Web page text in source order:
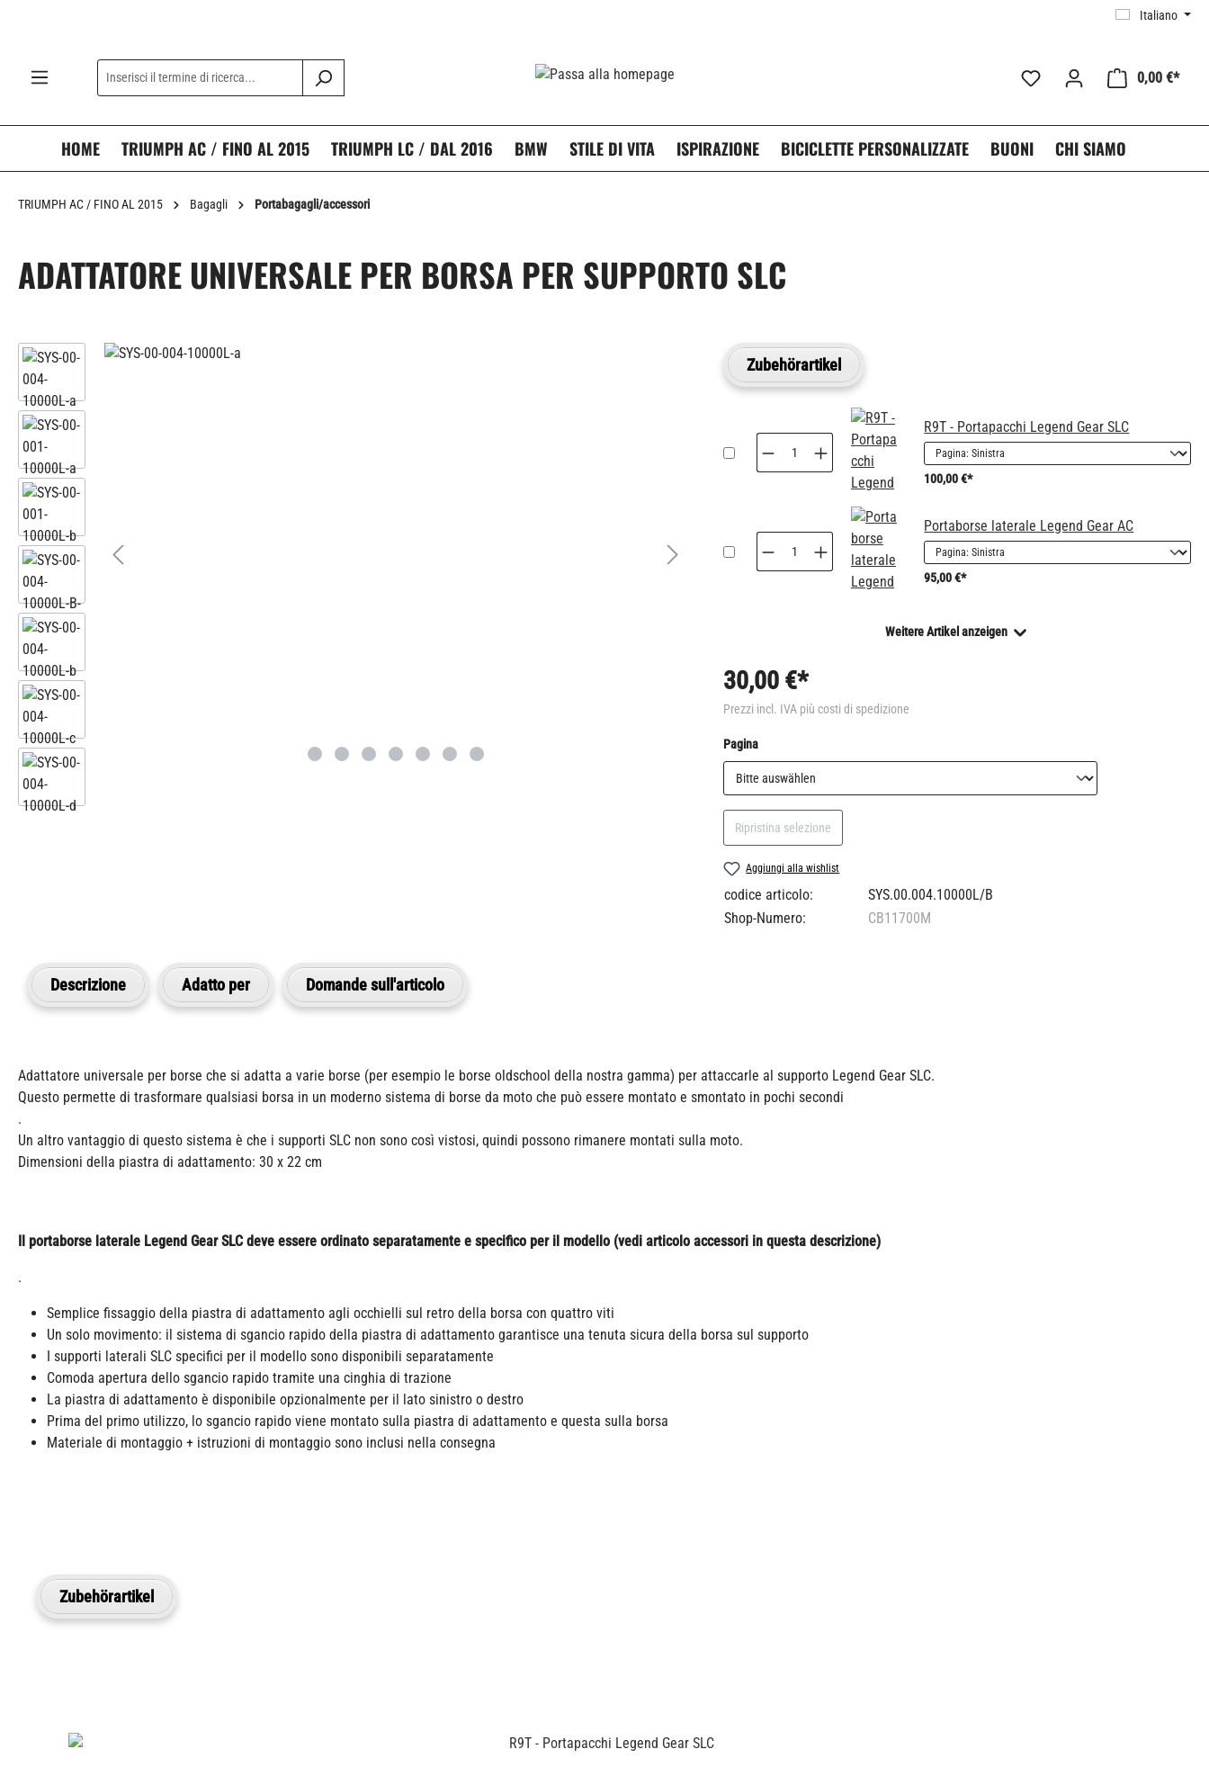
Italiano
0,00 €*
HOME TRIUMPH AC / FINO AL 2015 TRIUMPH LC / DAL 2016 BMW STILE DI VITA ISPIRAZIONE BICICLETTE PERSONALIZZATE BUONI CHI SIAMO
TRIUMPH AC / FINO AL 2015 Bagagli Portabagagli/accessori
ADATTATORE UNIVERSALE PER BORSA PER SUPPORTO SLC
Salta la galleria di immagini
Zubehörartikel
R9T - Portapacchi Legend Gear SLC
100,00 €*
Portaborse laterale Legend Gear AC
95,00 €*
Weitere Artikel anzeigen
30,00 €*
Prezzi incl. IVA più costi di spedizione
Seleziona
Pagina
Ripristina selezione
Aggiungi alla wishlist
codice articolo:
SYS.00.004.10000L/B
Shop-Numero:
CB11700M
Descrizione Adatto per Domande sull'articolo
Adattatore universale per borse che si adatta a varie borse (per esempio le borse oldschool della nostra gamma) per attaccarle al supporto Legend Gear SLC.
Questo permette di trasformare qualsiasi borsa in un moderno sistema di borse da moto che può essere montato e smontato in pochi secondi
.
Un altro vantaggio di questo sistema è che i supporti SLC non sono così vistosi, quindi possono rimanere montati sulla moto.
Dimensioni della piastra di adattamento: 30 x 22 cm
Il portaborse laterale Legend Gear SLC deve essere ordinato separatamente e specifico per il modello (vedi articolo accessori in questa descrizione)
.
Semplice fissaggio della piastra di adattamento agli occhielli sul retro della borsa con quattro viti
Un solo movimento: il sistema di sgancio rapido della piastra di adattamento garantisce una tenuta sicura della borsa sul supporto
I supporti laterali SLC specifici per il modello sono disponibili separatamente
Comoda apertura dello sgancio rapido tramite una cinghia di trazione
La piastra di adattamento è disponibile opzionalmente per il lato sinistro o destro
Prima del primo utilizzo, lo sgancio rapido viene montato sulla piastra di adattamento e questa sulla borsa
Materiale di montaggio + istruzioni di montaggio sono inclusi nella consegna
Zubehörartikel